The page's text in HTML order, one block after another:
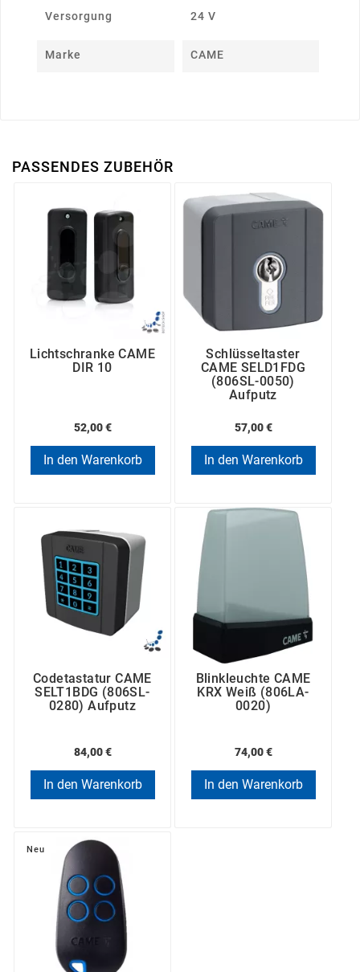
Versorgung 24 V
Marke CAME
PASSENDES ZUBEHÖR
Lichtschranke CAME
DIR 10
52,00 €
In den Warenkorb
Schlüsseltaster
CAME SELD1FDG
(806SL-0050)
Aufputz
57,00 €
In den Warenkorb
Codetastatur CAME
SELT1BDG (806SL-
0280) Aufputz
84,00 €
In den Warenkorb
Blinkleuchte CAME
KRX Weiß (806LA-
0020)
74,00 €
In den Warenkorb
Neu